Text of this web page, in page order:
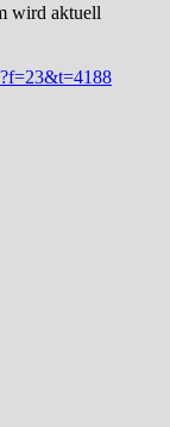
wird aktuell